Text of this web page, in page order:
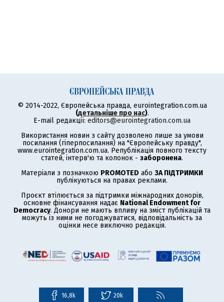
© 2014-2022, Європейська правда, eurointegration.com.ua
(детальніше про нас).
E-mail редакції: editors@eurointegration.com.ua
Використання новин з сайту дозволено лише за умови
посилання (гіперпосилання) на "Європейську правду",
www.eurointegration.com.ua. Републікація повного тексту
статей, інтерв'ю та колонок - заборонена.
Матеріали з позначкою PROMOTED або ЗА ПІДТРИМКИ
публікуються на правах реклами.
Проєкт втілюється за підтримки міжнародних донорів,
основне фінансування надає National Endowment for
Democracy. Донори не мають впливу на зміст публікацій та
можуть із ними не погоджуватися, відповідальність за
оцінки несе виключно редакція.
16,8k 20k